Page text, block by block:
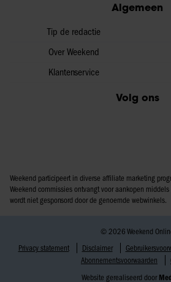
Algemeen
Tip de redactie
Over Weekend
Klantenservice
Volg ons
Weekend participeert in diverse affiliate marketing
Weekend commissies ontvangt voor aankopen
wordt niet gesponsord door de genoemde webwinkels.
© 2026 Weekend
Privacy statement
Disclaimer
Abonnementsvoorwaarden
Website gerealiseerd door